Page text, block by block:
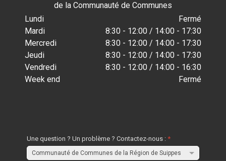
de la Communauté de Communes
Lundi
Fermé
Mardi
8:30 - 12:00 / 14:00 - 17:30
Mercredi
8:30 - 12:00 / 14:00 - 17:30
Jeudi
8:30 - 12:00 / 14:00 - 17:30
Vendredi
8:30 - 12:00 / 14:00 - 16:30
Week end
Fermé
Une question ? Un problème ? Contactez-nous :*